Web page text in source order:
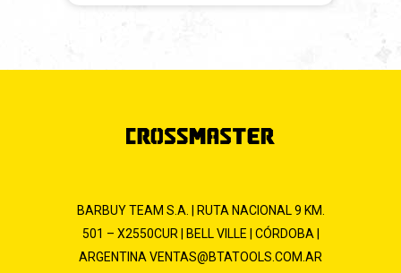
BARBUY TEAM S.A. | RUTA NACIONAL 9 KM.
501 – X2550CUR | BELL VILLE | CÓRDOBA |
ARGENTINA VENTAS@BTATOOLS.COM.AR